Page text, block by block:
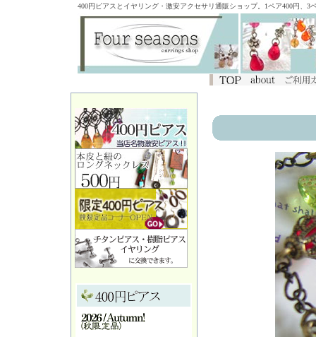
400円ピアスとイヤリング・激安アクセサリ通販ショップ。1ペア400円、